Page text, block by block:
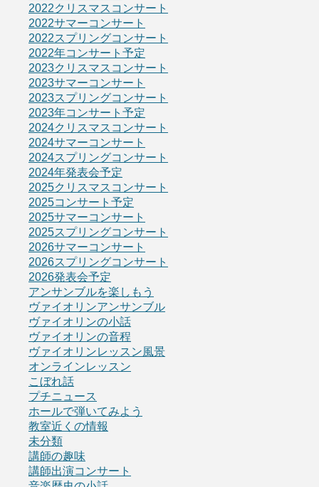
2022クリスマスコンサート
2022サマーコンサート
2022スプリングコンサート
2022年コンサート予定
2023クリスマスコンサート
2023サマーコンサート
2023スプリングコンサート
2023年コンサート予定
2024クリスマスコンサート
2024サマーコンサート
2024スプリングコンサート
2024年発表会予定
2025クリスマスコンサート
2025コンサート予定
2025サマーコンサート
2025スプリングコンサート
2026サマーコンサート
2026スプリングコンサート
2026発表会予定
アンサンブルを楽しもう
ヴァイオリンアンサンブル
ヴァイオリンの小話
ヴァイオリンの音程
ヴァイオリンレッスン風景
オンラインレッスン
こぼれ話
プチニュース
ホールで弾いてみよう
教室近くの情報
未分類
講師の趣味
講師出演コンサート